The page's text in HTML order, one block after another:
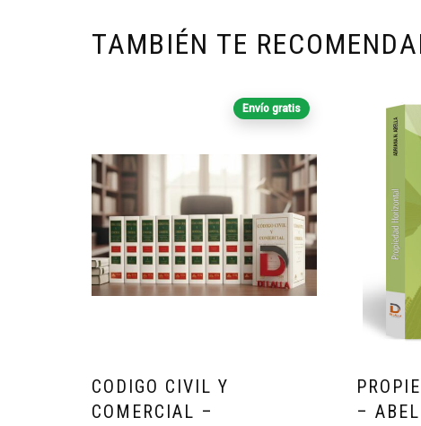
TAMBIÉN TE
Envío gratis
CODIGO CIVIL Y
COMERCIAL –
–